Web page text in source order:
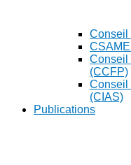
Conseil
Conseil
(CCFP)
Conseil
(CIAS)
Publications